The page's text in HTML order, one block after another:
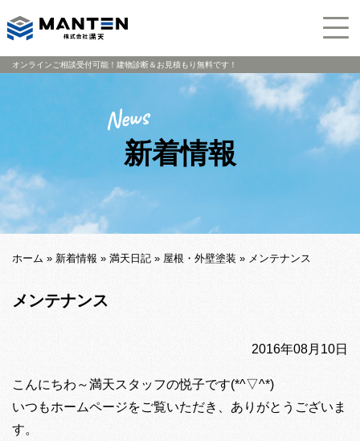
オンラインご相談受付可能！建物診断＆お見積もり無料です！
新着情報
ホーム » 新着情報 » 満天日記 » 屋根・外壁塗装 » メンテナンス
メンテナンス
2016年08月10日
こんにちわ～満天スタッフの悦子です(*^▽^*)
いつもホームページをご覧いただき、ありがとうございま
す。